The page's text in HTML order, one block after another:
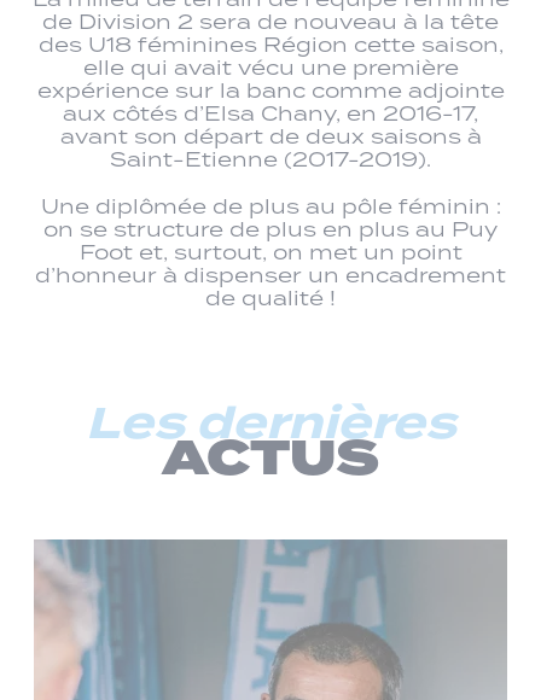
de Division 2 sera de nouveau à la tête
des U18 féminines Région cette saison,
elle qui avait vécu une première
expérience sur la banc comme adjointe
aux côtés d’Elsa Chany, en 2016-17,
avant son départ de deux saisons à
Saint-Etienne (2017-2019).
Une diplômée de plus au pôle féminin :
on se structure de plus en plus au Puy
Foot et, surtout, on met un point
d’honneur à dispenser un encadrement
de qualité !
Les dernières
ACTUS